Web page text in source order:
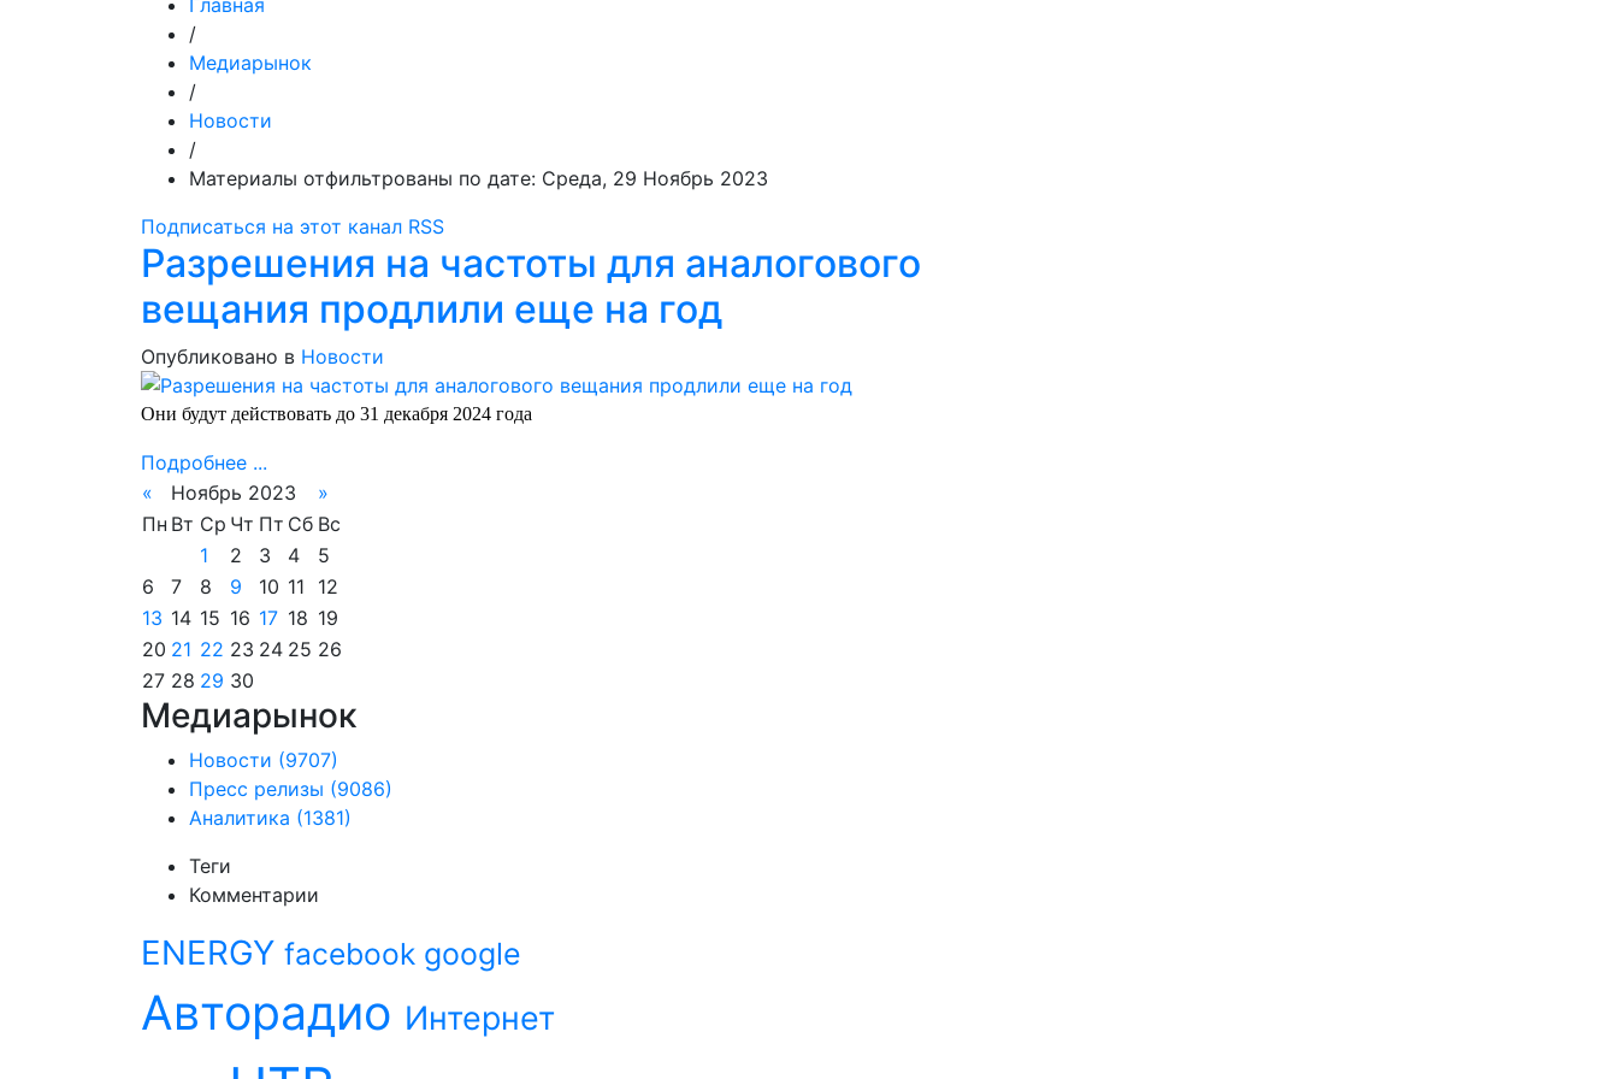
Главная
/
Медиарынок
/
Новости
/
Материалы отфильтрованы по дате: Среда, 29 Ноябрь 2023
Подписаться на этот канал RSS
Разрешения на частоты для аналогового
вещания продлили еще на год
Опубликовано в Новости
Они будут действовать до 31 декабря 2024 года
Подробнее ...
«
Ноябрь 2023
»
Пн Вт Ср Чт Пт Сб Вс
1
2 3 4
5
6
7 8 9 10 11
12
13 14 15 16 17 18 19
20 21 22 23 24 25 26
27 28 29 30
Медиарынок
Новости (9707)
Пресс релизы (9086)
Аналитика (1381)
Теги
Комментарии
ENERGY facebook google
Авторадио Интернет